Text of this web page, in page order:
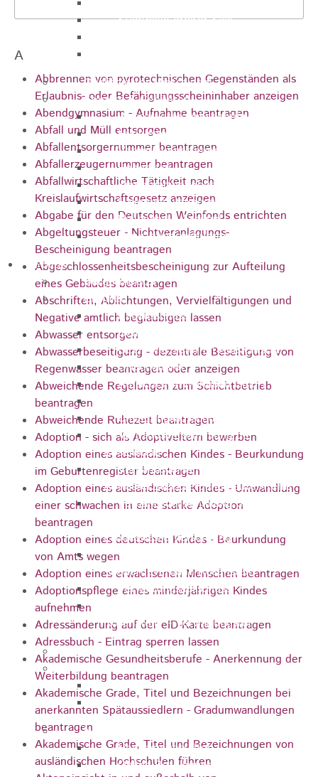
Stadthalle großer Saal
Qualifizierter Mietspiegel
Steuern & Gebühren
Wasserverbrauchsgebühr
Hundesteuer
Vergnügungssteuer
Hebesätze
Kindergartengebühren
Hallenbenutzungsgebühren
Hallenbad & Freibad
Verwaltungsgebühren
Politik
Bürgermeister
Gremien
Bauausschuss
Gemeinderat
GEO - Vertreter im Aufsichtsrat
Ortschaftsrat
Aufsichtsrat Wohnbau GmbH
Umlegungsausschuss
Verbandsversammlung der VG
Rosenstein
Verbandsversammlung des
Abwasserzweckverband Lauter-Rems
Verbandsversammlung des
Landeswasserversorgung
Verbandsversammlung Zweckverband
"Gewerbeverband Rosenstein"
Verwaltungsausschuss
Rosenstein" - Verwaltungsrat
Jugendparlament
Wahlen
Wahlen Aktuell
Wahlinformation
Nachhaltige Stadtentwicklung
Heubach gestalten
Online Beteiligung
A
Abbrennen von pyrotechnischen Gegenständen als
Erlaubnis- oder Befähigungsscheininhaber anzeigen
Abendgymnasium - Aufnahme beantragen
Abfall und Müll entsorgen
Abfallentsorgernummer beantragen
Abfallerzeugernummer beantragen
Abfallwirtschaftliche Tätigkeit nach
Kreislaufwirtschaftsgesetz anzeigen
Abgabe für den Deutschen Weinfonds entrichten
Abgeltungsteuer - Nichtveranlagungs-
Bescheinigung beantragen
Abgeschlossenheitsbescheinigung zur Aufteilung
eines Gebäudes beantragen
Abschriften, Ablichtungen, Vervielfältigungen und
Negative amtlich beglaubigen lassen
Abwasser entsorgen
Abwasserbeseitigung - dezentrale Beseitigung von
Regenwasser beantragen oder anzeigen
Abweichende Regelungen zum Schichtbetrieb
beantragen
Abweichende Ruhezeit beantragen
Adoption - sich als Adoptiveltern bewerben
Adoption eines ausländischen Kindes - Beurkundung
im Geburtenregister beantragen
Adoption eines ausländischen Kindes - Umwandlung
einer schwachen in eine starke Adoption
beantragen
Adoption eines deutschen Kindes - Beurkundung
von Amts wegen
Adoption eines erwachsenen Menschen beantragen
Adoptionspflege eines minderjährigen Kindes
aufnehmen
Adressänderung auf der eID-Karte beantragen
Adressbuch - Eintrag sperren lassen
Akademische Gesundheitsberufe - Anerkennung der
Weiterbildung beantragen
Akademische Grade, Titel und Bezeichnungen bei
anerkannten Spätaussiedlern - Gradumwandlungen
beantragen
Akademische Grade, Titel und Bezeichnungen von
ausländischen Hochschulen führen